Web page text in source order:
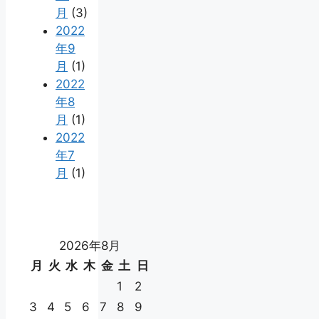
月 (3)
2022
年9
月 (1)
2022
年8
月 (1)
2022
年7
月 (1)
2026年8月
月
火 水 木 金 土
日
1
2
3
4 5 6 7 8 9